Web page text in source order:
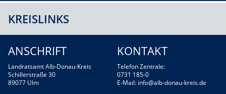
KREISLINKS
ANSCHRIFT
Landratsamt Alb-Donau-Kreis
Schillerstraße 30
89077 Ulm
KONTAKT
Telefon Zentrale:
0731 185-0
E-Mail: info@alb-donau-kreis.de